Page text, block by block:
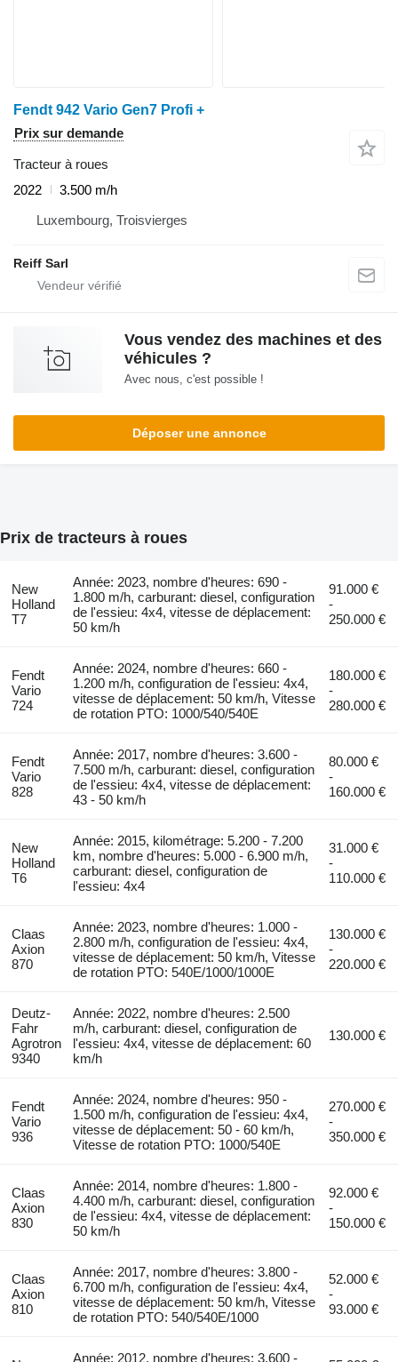
Fendt 942 Vario Gen7 Profi +
Prix sur demande
Tracteur à roues
2022
3.500 m/h
Luxembourg, Troisvierges
Reiff Sarl
Vous vendez des machines et des
véhicules ?
Avec nous, c'est possible !
Déposer une annonce
Prix de tracteurs à roues
New
Holland
T7
Année: 2023, nombre d'heures: 690 -
1.800 m/h, carburant: diesel, configuration
de l'essieu: 4x4, vitesse de déplacement:
50 km/h
91.000 €
-
250.000 €
Fendt
Vario
724
Année: 2024, nombre d'heures: 660 -
1.200 m/h, configuration de l'essieu: 4x4,
vitesse de déplacement: 50 km/h, Vitesse
de rotation PTO: 1000/540/540E
180.000 €
-
280.000 €
Fendt
Vario
828
Année: 2017, nombre d'heures: 3.600 -
7.500 m/h, carburant: diesel, configuration
de l'essieu: 4x4, vitesse de déplacement:
43 - 50 km/h
80.000 €
-
160.000 €
New
Holland
T6
Année: 2015, kilométrage: 5.200 - 7.200
km, nombre d'heures: 5.000 - 6.900 m/h,
carburant: diesel, configuration de
l'essieu: 4x4
31.000 €
-
110.000 €
Claas
Axion
870
Année: 2023, nombre d'heures: 1.000 -
2.800 m/h, configuration de l'essieu: 4x4,
vitesse de déplacement: 50 km/h, Vitesse
de rotation PTO: 540E/1000/1000E
130.000 €
-
220.000 €
Deutz-
Fahr
Agrotron
9340
Année: 2022, nombre d'heures: 2.500
m/h, carburant: diesel, configuration de
l'essieu: 4x4, vitesse de déplacement: 60
km/h
130.000 €
Fendt
Vario
936
Année: 2024, nombre d'heures: 950 -
1.500 m/h, configuration de l'essieu: 4x4,
vitesse de déplacement: 50 - 60 km/h,
Vitesse de rotation PTO: 1000/540E
270.000 €
-
350.000 €
Claas
Axion
830
Année: 2014, nombre d'heures: 1.800 -
4.400 m/h, carburant: diesel, configuration
de l'essieu: 4x4, vitesse de déplacement:
50 km/h
92.000 €
-
150.000 €
Claas
Axion
810
Année: 2017, nombre d'heures: 3.800 -
6.700 m/h, configuration de l'essieu: 4x4,
vitesse de déplacement: 50 km/h, Vitesse
de rotation PTO: 540/540E/1000
52.000 €
-
93.000 €
Année: 2012, nombre d'heures: 3.600 -